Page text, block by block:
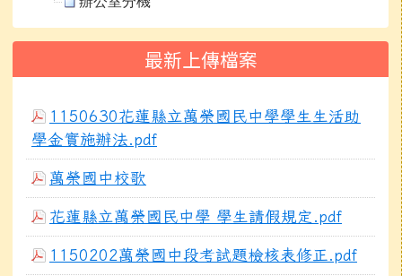
最新上傳檔案
1150630花蓮縣立萬榮國民中學學生生活助
學金實施辦法.pdf
萬榮國中校歌
花蓮縣立萬榮國民中學 學生請假規定.pdf
1150202萬榮國中段考試題檢核表修正.pdf